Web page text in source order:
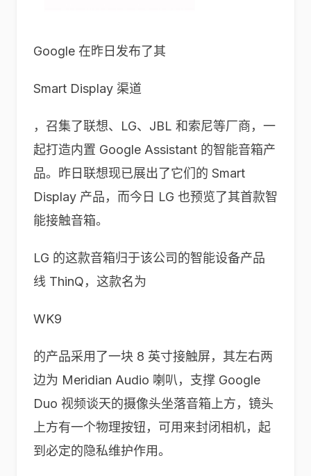
Google 在昨日发布了其
Smart Display 渠道
，召集了联想、LG、JBL 和索尼等厂商，一
起打造内置 Google Assistant 的智能音箱产
品。昨日联想现已展出了它们的 Smart
Display 产品，而今日 LG 也预览了其首款智
能接触音箱。
LG 的这款音箱归于该公司的智能设备产品
线 ThinQ，这款名为
WK9
的产品采用了一块 8 英寸接触屏，其左右两
边为 Meridian Audio 喇叭，支撑 Google
Duo 视频谈天的摄像头坐落音箱上方，镜头
上方有一个物理按钮，可用来封闭相机，起
到必定的隐私维护作用。